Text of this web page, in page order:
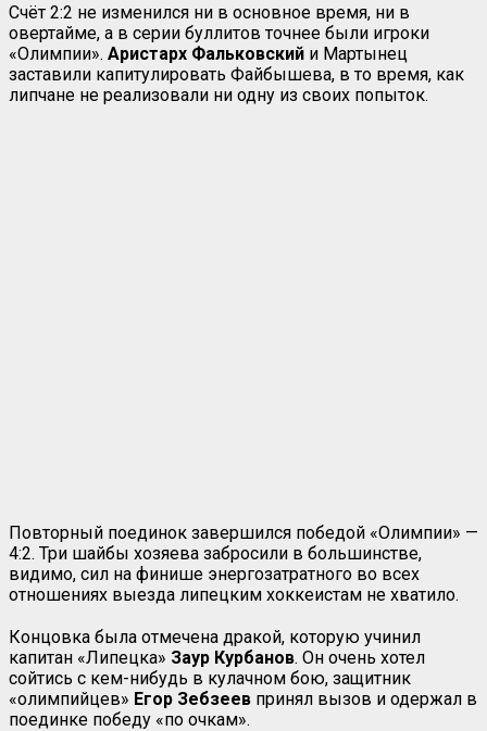
Счёт 2:2 не изменился ни в основное время, ни в
овертайме, а в серии буллитов точнее были игроки
«Олимпии». Аристарх Фальковский и Мартынец
заставили капитулировать Файбышева, в то время, как
липчане не реализовали ни одну из своих попыток.
Повторный поединок завершился победой «Олимпии» —
4:2. Три шайбы хозяева забросили в большинстве,
видимо, сил на финише энергозатратного во всех
отношениях выезда липецким хоккеистам не хватило.
Концовка была отмечена дракой, которую учинил
капитан «Липецка» Заур Курбанов. Он очень хотел
сойтись с кем-нибудь в кулачном бою, защитник
«олимпийцев» Егор Зебзеев принял вызов и одержал в
поединке победу «по очкам».